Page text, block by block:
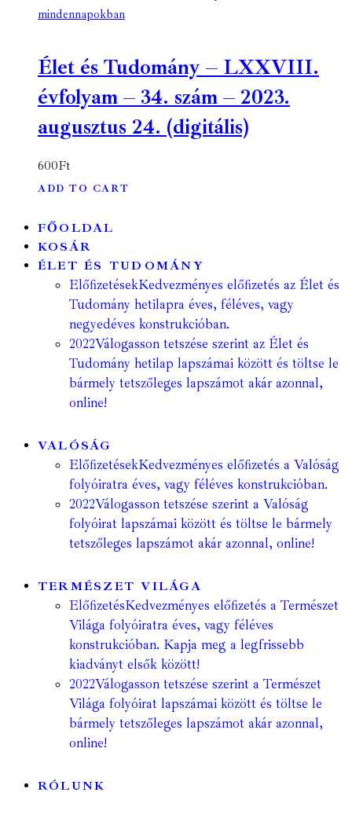
mindennapokban
Élet és Tudomány – LXXVIII.
évfolyam – 34. szám – 2023.
augusztus 24. (digitális)
600Ft
ADD TO CART
FŐOLDAL
KOSÁR
ÉLET ÉS TUDOMÁNY
ElőfizetésekKedvezményes előfizetés az Élet és
Tudomány hetilapra éves, féléves, vagy
negyedéves konstrukcióban.
2022Válogasson tetszése szerint az Élet és
Tudomány hetilap lapszámai között és töltse le
bármely tetszőleges lapszámot akár azonnal,
online!
VALÓSÁG
ElőfizetésekKedvezményes előfizetés a Valóság
folyóiratra éves, vagy féléves konstrukcióban.
2022Válogasson tetszése szerint a Valóság
folyóirat lapszámai között és töltse le bármely
tetszőleges lapszámot akár azonnal, online!
TERMÉSZET VILÁGA
ElőfizetésKedvezményes előfizetés a Természet
Világa folyóiratra éves, vagy féléves
konstrukcióban. Kapja meg a legfrissebb
kiadványt elsők között!
2022Válogasson tetszése szerint a Természet
Világa folyóirat lapszámai között és töltse le
bármely tetszőleges lapszámot akár azonnal,
online!
RÓLUNK